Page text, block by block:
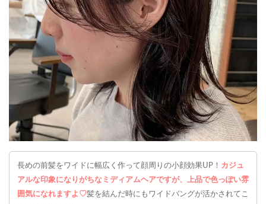
長めの前髪をワイドに幅広く作って顔周りの小顔効果UP！ カジュ
アルな印象になりがちなミディアムヘアですが、上品で色っぽい雰
囲気になれますよ♡髪を結んだ時にもワイドバングが活かされてこ